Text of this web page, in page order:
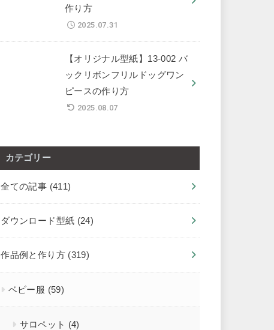
作り方
2025.07.31
【オリジナル型紙】13-002 バ
ックリボンフリルドッグワン
ピースの作り方
2025.08.07
カテゴリー
全ての記事 (411)
ダウンロード型紙 (24)
作品例と作り方 (319)
ベビー服 (59)
サロペット (4)